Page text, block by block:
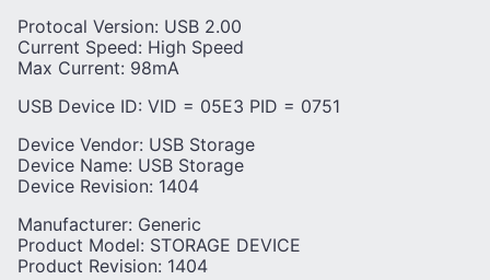
Protocal Version: USB 2.00
Current Speed: High Speed
Max Current: 98mA
USB Device ID: VID = 05E3 PID = 0751
Device Vendor: USB Storage
Device Name: USB Storage
Device Revision: 1404
Manufacturer: Generic
Product Model: STORAGE DEVICE
Product Revision: 1404